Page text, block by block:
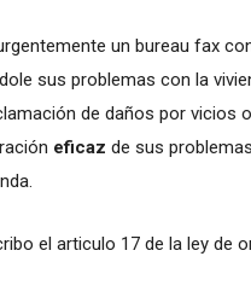
un bureau fax
sus problemas con la
de daños por vicios
eficaz de sus
el articulo 17 de la ley de